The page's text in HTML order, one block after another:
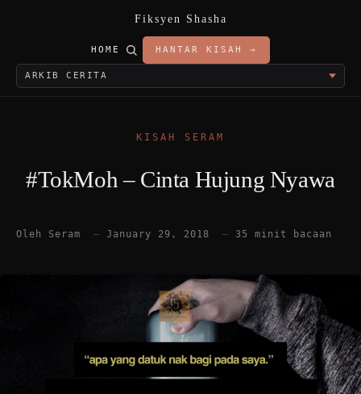
Fiksyen Shasha
HOME HANTAR KISAH →
KISAH SERAM
#TokMoh – Cinta Hujung Nyawa
Oleh Seram — January 29, 2018 — 35 minit bacaan